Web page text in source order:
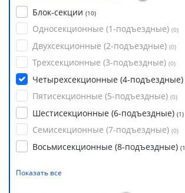
Блок-секции (10)
Односекционные (1-подъездные) (0)
Двухсекционные (2-подъездные) (0)
Трехсекционные (3-подъездные) (0)
Четырехсекционные (4-подъездные)
Пятисекционные (5-подъездные) (0)
Шестисекционные (6-подъездные) (1)
Семисекционные (7-подъездные) (0)
Восьмисекционные (8-подъездные) (1
Показать все